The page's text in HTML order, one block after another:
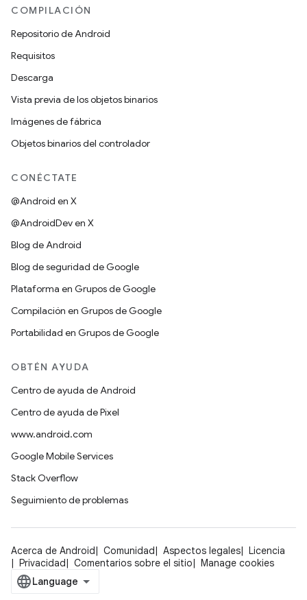
COMPILACIÓN
Repositorio de Android
Requisitos
Descarga
Vista previa de los objetos binarios
Imágenes de fábrica
Objetos binarios del controlador
CONÉCTATE
@Android en X
@AndroidDev en X
Blog de Android
Blog de seguridad de Google
Plataforma en Grupos de Google
Compilación en Grupos de Google
Portabilidad en Grupos de Google
OBTÉN AYUDA
Centro de ayuda de Android
Centro de ayuda de Pixel
www.android.com
Google Mobile Services
Stack Overflow
Seguimiento de problemas
Acerca de Android Comunidad Aspectos legales
Licencia
Privacidad
Comentarios sobre el sitio Manage cookies